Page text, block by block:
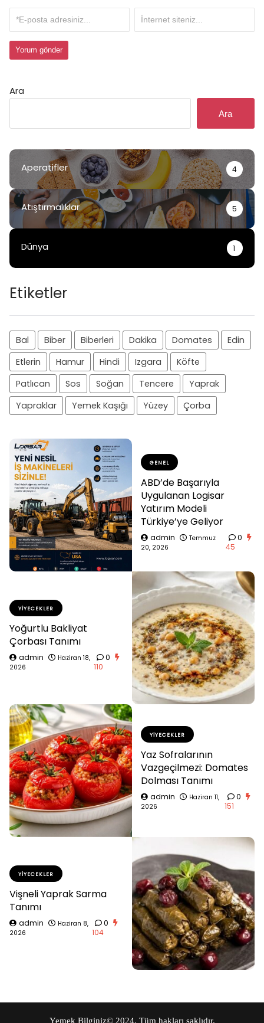
Ara
Ara
Aperatifler 4
Atıştırmalıklar 5
Dünya 1
Etiketler
Bal Biber Biberleri Dakika Domates
Edin
Etlerin
Hamur Hindi Izgara
Köfte
Patlıcan
Sos Soğan Tencere
Yaprak
Yapraklar
Yemek Kaşığı Yüzey Çorba
GENEL
ABD’de Başarıyla
Uygulanan Logisar
Yatırım Modeli
Türkiye’ye Geliyor
admin
Temmuz
20, 2026
0
45
YIYECEKLER
Yoğurtlu Bakliyat
Çorbası Tanımı
admin
Haziran 18,
2026
0
110
YIYECEKLER
Yaz Sofralarının
Vazgeçilmezi: Domates
Dolması Tanımı
admin
Haziran 11,
2026
0
151
YIYECEKLER
Vişneli Yaprak Sarma
Tanımı
admin
Haziran 8,
2026
0
104
Yemek Bilginiz© 2024. Tüm hakları saklıdır.